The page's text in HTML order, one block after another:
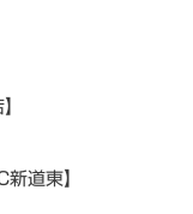
道東】